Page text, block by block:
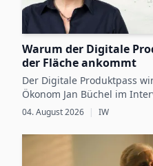
Warum der Digitale
der Fläche ankommt
Der Digitale Produktpass
Ökonom Jan Büchel im
Dennoch besteht zwischen
Vorgaben, die ab 2027
Produktgruppen
betrieblichen
04. August 2026 | IW